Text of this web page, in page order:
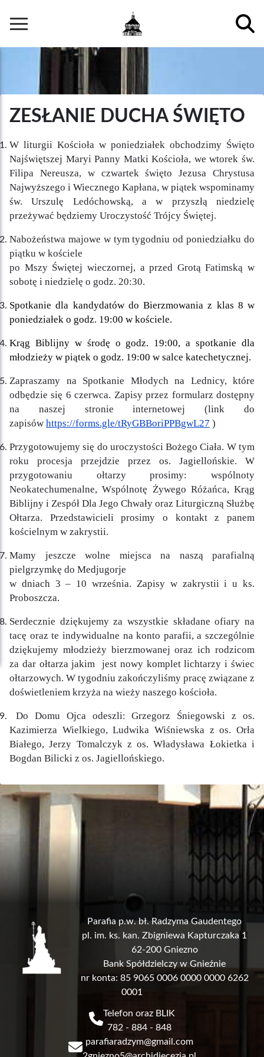
do
treści
Główna
nawigacja
ZESŁANIE DUCHA ŚWIĘTO
W liturgii Kościoła w poniedziałek obchodzimy Święto
Najświętszej Maryi Panny Matki Kościoła, we wtorek św.
Filipa Nereusza, w czwartek święto Jezusa Chrystusa
Najwyższego i Wiecznego Kapłana, w piątek wspominamy
św. Urszulę Ledóchowską, a w przyszłą niedzielę
przeżywać będziemy Uroczystość Trójcy Świętej.
Nabożeństwa majowe w tym tygodniu od poniedziałku do
piątku w kościele
po Mszy Świętej wieczornej, a przed Grotą Fatimską w
sobotę i niedzielę o godz. 20:30.
Spotkanie dla kandydatów do Bierzmowania z klas 8 w
poniedziałek o godz. 19:00 w kościele.
Krąg Biblijny w środę o godz. 19:00, a spotkanie dla
młodzieży w piątek o godz. 19:00 w salce katechetycznej.
Zapraszamy na Spotkanie Młodych na Lednicy, które
odbędzie się 6 czerwca. Zapisy przez formularz dostępny
na naszej stronie internetowej (link do
zapisów https://forms.gle/tRyGBBoriPPBgwL27 )
Przygotowujemy się do uroczystości Bożego Ciała. W tym
roku procesja przejdzie przez os. Jagiellońskie. W
przygotowaniu ołtarzy prosimy: wspólnoty
Neokatechumenalne, Wspólnotę Żywego Różańca, Krąg
Biblijny i Zespół Dla Jego Chwały oraz Liturgiczną Służbę
Ołtarza. Przedstawicieli prosimy o kontakt z panem
kościelnym w zakrystii.
Mamy jeszcze wolne miejsca na naszą parafialną
pielgrzymkę do Medjugorje
w dniach 3 – 10 września. Zapisy w zakrystii i u ks.
Proboszcza.
Serdecznie dziękujemy za wszystkie składane ofiary na
tacę oraz te indywidualne na konto parafii, a szczególnie
dziękujemy młodzieży bierzmowanej oraz ich rodzicom
za dar ołtarza jakim jest nowy komplet lichtarzy i świec
ołtarzowych. W tygodniu zakończyliśmy pracę związane z
doświetleniem krzyża na wieży naszego kościoła.
Do Domu Ojca odeszli: Grzegorz Śniegowski z os.
Kazimierza Wielkiego, Ludwika Wiśniewska z os. Orła
Białego, Jerzy Tomalczyk z os. Władysława Łokietka i
Bogdan Bilicki z os. Jagiellońskiego.
Parafia p.w. bł. Radzyma Gaudentego
pl. im. ks. kan. Zbigniewa Kapturczaka 1
62-200 Gniezno
Bank Spółdzielczy w Gnieźnie
nr konta: 85 9065 0006 0000 0000 6262
0001
Telefon oraz BLIK
782 - 884 - 848
parafiaradzym@gmail.com